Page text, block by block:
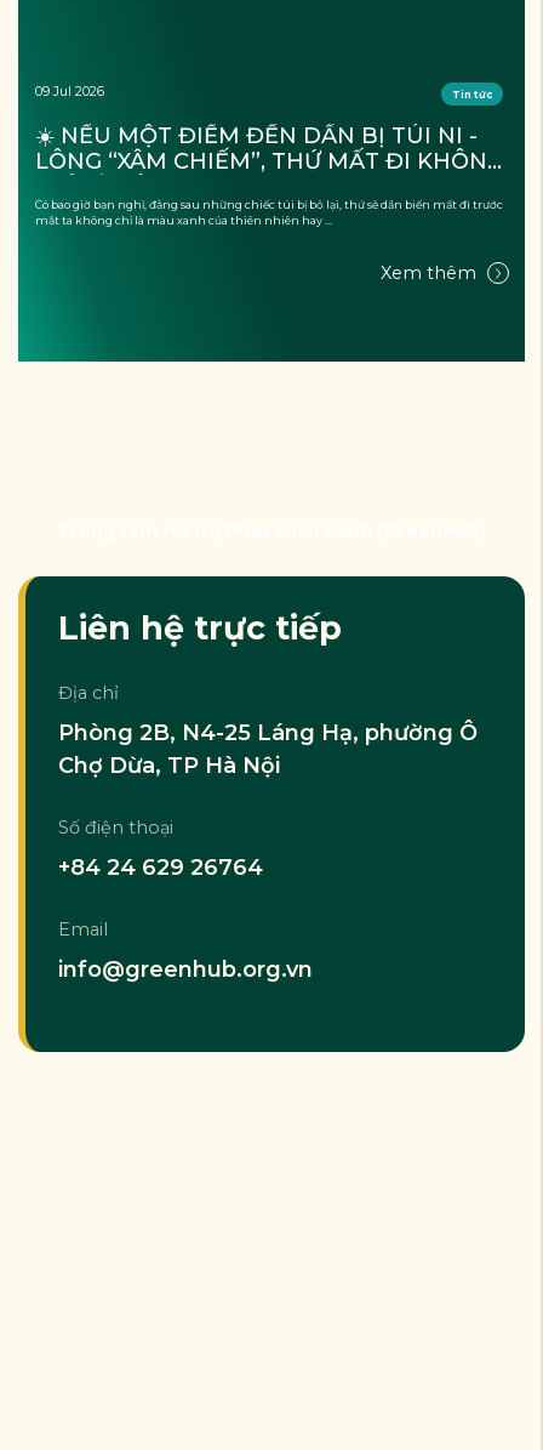
09 Jul 2026 Tin tức
☀️ NẾU MỘT ĐIỂM ĐẾN DẦN BỊ TÚI NI -
LÔNG “XÂM CHIẾM”, THỨ MẤT ĐI KHÔNG
Có bao giờ bạn nghĩ, đằng sau những chiếc túi bị bỏ lại, thứ sẽ dần biến mất đi trước
mắt ta không chỉ là màu xanh của thiên nhiên hay ...
Xem thêm
Liên hệ trực tiếp
Địa chỉ
Phòng 2B, N4-25 Láng Hạ, phường Ô
Chợ Dừa, TP Hà Nội
Số điện thoại
+84 24 629 26764
Email
info@greenhub.org.vn